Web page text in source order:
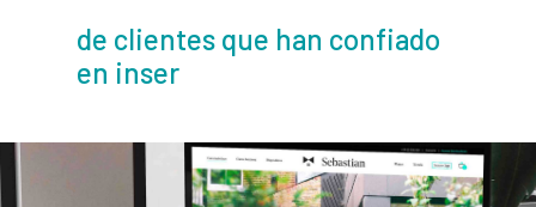
de clientes que han confiado
en inser